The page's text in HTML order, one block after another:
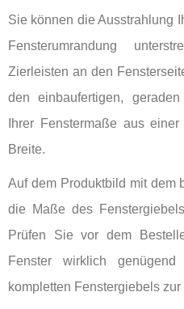
Sie können die Ausstrahlung
Fensterumrandung
Zierleisten an den
den einbaufertigen,
Ihrer Fenstermaße aus
Breite.
Auf dem Produktbild mit dem
die Maße des
Prüfen Sie vor dem
Fenster wirklich
kompletten Fenstergiebels zur